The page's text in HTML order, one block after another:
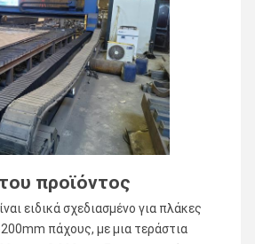
προϊόντος
ειδικά σχεδιασμένο για πλάκες
πάχους, με μια τεράστια